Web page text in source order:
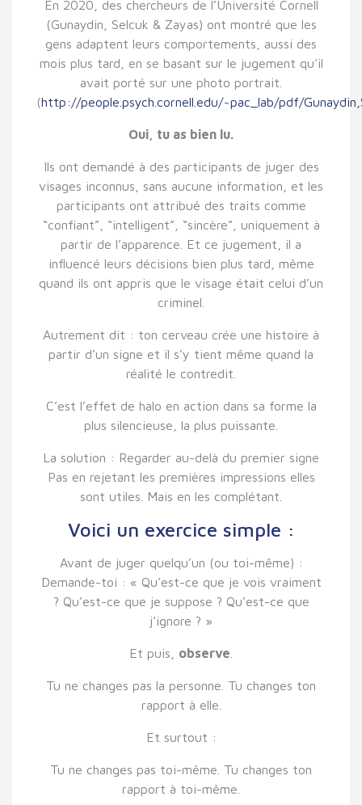
En 2020, des chercheurs de l’Université Cornell
(Gunaydin, Selcuk & Zayas) ont montré que les
gens adaptent leurs comportements, aussi des
mois plus tard, en se basant sur le jugement qu'il
avait porté sur une photo portrait.
(http://people.psych.cornell.edu/~pac_lab/pdf/
Oui, tu as bien lu.
Ils ont demandé à des participants de juger des
visages inconnus, sans aucune information, et les
participants ont attribué des traits comme
“confiant”, “intelligent”, “sincère”, uniquement à
partir de l’apparence. Et ce jugement, il a
influencé leurs décisions bien plus tard, même
quand ils ont appris que le visage était celui d’un
criminel.
Autrement dit : ton cerveau crée une histoire à
partir d’un signe et il s’y tient même quand la
réalité le contredit.
C’est l’effet de halo en action dans sa forme la
plus silencieuse, la plus puissante.
La solution : Regarder au-delà du premier signe
Pas en rejetant les premières impressions elles
sont utiles. Mais en les complétant.
Voici un exercice simple :
Avant de juger quelqu’un (ou toi-même) :
Demande-toi : « Qu’est-ce que je vois vraiment
? Qu’est-ce que je suppose ? Qu’est-ce que
j’ignore ? »
Et puis, observe
Tu ne changes pas la personne. Tu changes ton
rapport à elle.
Et surtout :
Tu ne changes pas toi-même. Tu changes ton
rapport à toi-même.